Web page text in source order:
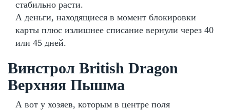
стабильно расти.
А деньги, находящиеся в момент блокировки
карты плюс излишнее списание вернули через 40
или 45 дней.
Винстрол British Dragon
Верхняя Пышма
А вот у хозяев, которым в центре поля